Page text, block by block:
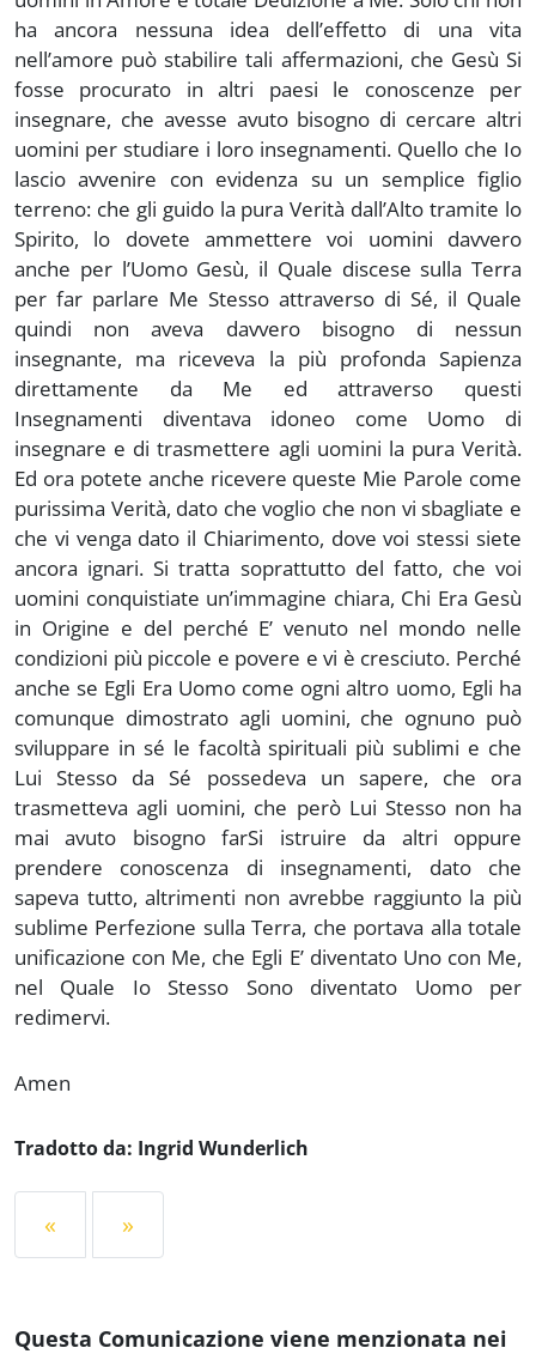
ha ancora nessuna idea dell’effetto di una vita
nell’amore può stabilire tali affermazioni, che Gesù Si
fosse procurato in altri paesi le conoscenze per
insegnare, che avesse avuto bisogno di cercare altri
uomini per studiare i loro insegnamenti. Quello che Io
lascio avvenire con evidenza su un semplice figlio
terreno: che gli guido la pura Verità dall’Alto tramite lo
Spirito, lo dovete ammettere voi uomini davvero
anche per l’Uomo Gesù, il Quale discese sulla Terra
per far parlare Me Stesso attraverso di Sé, il Quale
quindi non aveva davvero bisogno di nessun
insegnante, ma riceveva la più profonda Sapienza
direttamente da Me ed attraverso questi
Insegnamenti diventava idoneo come Uomo di
insegnare e di trasmettere agli uomini la pura Verità.
Ed ora potete anche ricevere queste Mie Parole come
purissima Verità, dato che voglio che non vi sbagliate e
che vi venga dato il Chiarimento, dove voi stessi siete
ancora ignari. Si tratta soprattutto del fatto, che voi
uomini conquistiate un’immagine chiara, Chi Era Gesù
in Origine e del perché E’ venuto nel mondo nelle
condizioni più piccole e povere e vi è cresciuto. Perché
anche se Egli Era Uomo come ogni altro uomo, Egli ha
comunque dimostrato agli uomini, che ognuno può
sviluppare in sé le facoltà spirituali più sublimi e che
Lui Stesso da Sé possedeva un sapere, che ora
trasmetteva agli uomini, che però Lui Stesso non ha
mai avuto bisogno farSi istruire da altri oppure
prendere conoscenza di insegnamenti, dato che
sapeva tutto, altrimenti non avrebbe raggiunto la più
sublime Perfezione sulla Terra, che portava alla totale
unificazione con Me, che Egli E’ diventato Uno con Me,
nel Quale Io Stesso Sono diventato Uomo per
redimervi.
Amen
Tradotto da: Ingrid Wunderlich
« »
Questa Comunicazione viene menzionata nei